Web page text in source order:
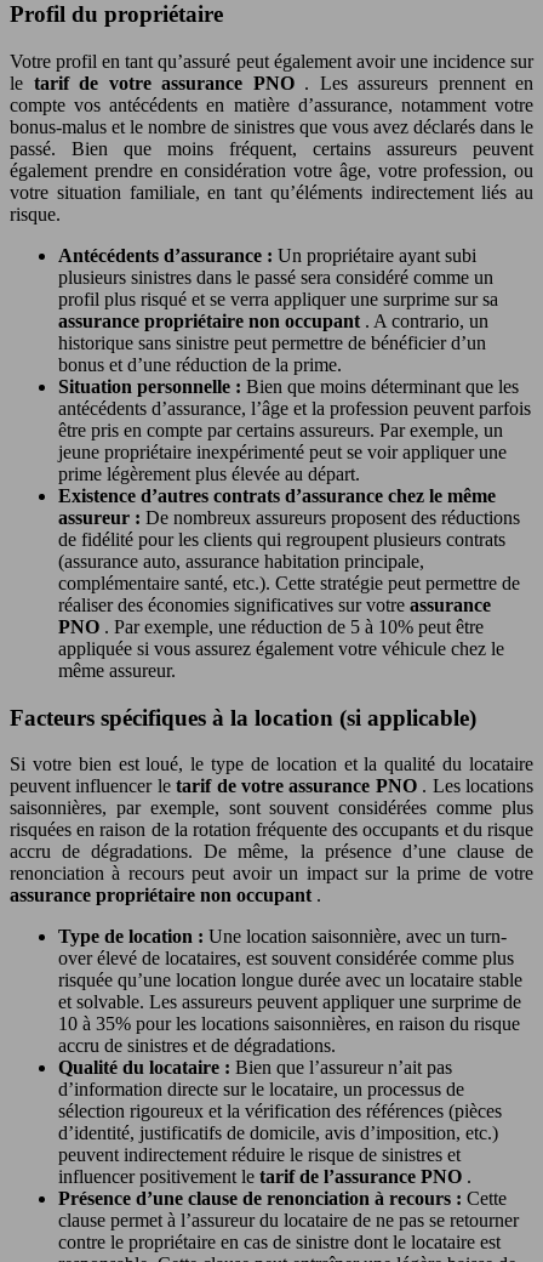
Profil du propriétaire
Votre profil en tant qu’assuré peut également avoir une incidence sur
le tarif de votre assurance PNO . Les assureurs prennent en
compte vos antécédents en matière d’assurance, notamment votre
bonus-malus et le nombre de sinistres que vous avez déclarés dans le
passé. Bien que moins fréquent, certains assureurs peuvent
également prendre en considération votre âge, votre profession, ou
votre situation familiale, en tant qu’éléments indirectement liés au
risque.
Antécédents d’assurance : Un propriétaire ayant subi
plusieurs sinistres dans le passé sera considéré comme un
profil plus risqué et se verra appliquer une surprime sur sa
assurance propriétaire non occupant . A contrario, un
historique sans sinistre peut permettre de bénéficier d’un
bonus et d’une réduction de la prime.
Situation personnelle : Bien que moins déterminant que les
antécédents d’assurance, l’âge et la profession peuvent parfois
être pris en compte par certains assureurs. Par exemple, un
jeune propriétaire inexpérimenté peut se voir appliquer une
prime légèrement plus élevée au départ.
Existence d’autres contrats d’assurance chez le même
assureur : De nombreux assureurs proposent des réductions
de fidélité pour les clients qui regroupent plusieurs contrats
(assurance auto, assurance habitation principale,
complémentaire santé, etc.). Cette stratégie peut permettre de
réaliser des économies significatives sur votre assurance
PNO . Par exemple, une réduction de 5 à 10% peut être
appliquée si vous assurez également votre véhicule chez le
même assureur.
Facteurs spécifiques à la location (si applicable)
Si votre bien est loué, le type de location et la qualité du locataire
peuvent influencer letarif de votre assurance PNO . Les locations
saisonnières, par exemple, sont souvent considérées comme plus
risquées en raison de la rotation fréquente des occupants et du risque
accru de dégradations. De même, la présence d’une clause de
renonciation à recours peut avoir un impact sur la prime de votre
assurance propriétaire non occupant .
Type de location : Une location saisonnière, avec un turn-
over élevé de locataires, est souvent considérée comme plus
risquée qu’une location longue durée avec un locataire stable
et solvable. Les assureurs peuvent appliquer une surprime de
10 à 35% pour les locations saisonnières, en raison du risque
accru de sinistres et de dégradations.
Qualité du locataire : Bien que l’assureur n’ait pas
d’information directe sur le locataire, un processus de
sélection rigoureux et la vérification des références (pièces
d’identité, justificatifs de domicile, avis d’imposition, etc.)
peuvent indirectement réduire le risque de sinistres et
influencer positivement le tarif de l’assurance PNO .
Présence d’une clause de renonciation à recours : Cette
clause permet à l’assureur du locataire de ne pas se retourner
contre le propriétaire en cas de sinistre dont le locataire est